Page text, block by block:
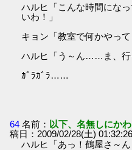
ハルヒ「こんな時間にな
いわ！」
キョン「教室で何かやっ
ハルヒ「う～ん……ま、行
ｶﾞﾗｶﾞﾗ……
64 名前： 以下、名無しにか
稿日：2009/02/28(土)
ハルヒ「あっ！鶴屋さ～ん